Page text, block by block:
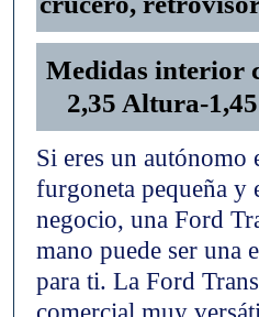
Medidas interior
2,35 Altura-
Si eres un autónomo
furgoneta pequeña y
negocio, una Ford
mano puede ser una
para ti. La Ford
comercial muy